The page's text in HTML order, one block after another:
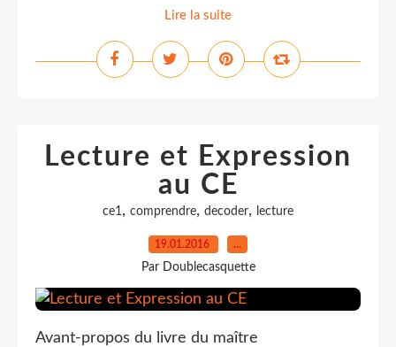
Lire la suite
Lecture et Expression
au CE
ce1, comprendre, decoder, lecture
19.01.2016 …
Par Doublecasquette
Avant-propos du livre du maître